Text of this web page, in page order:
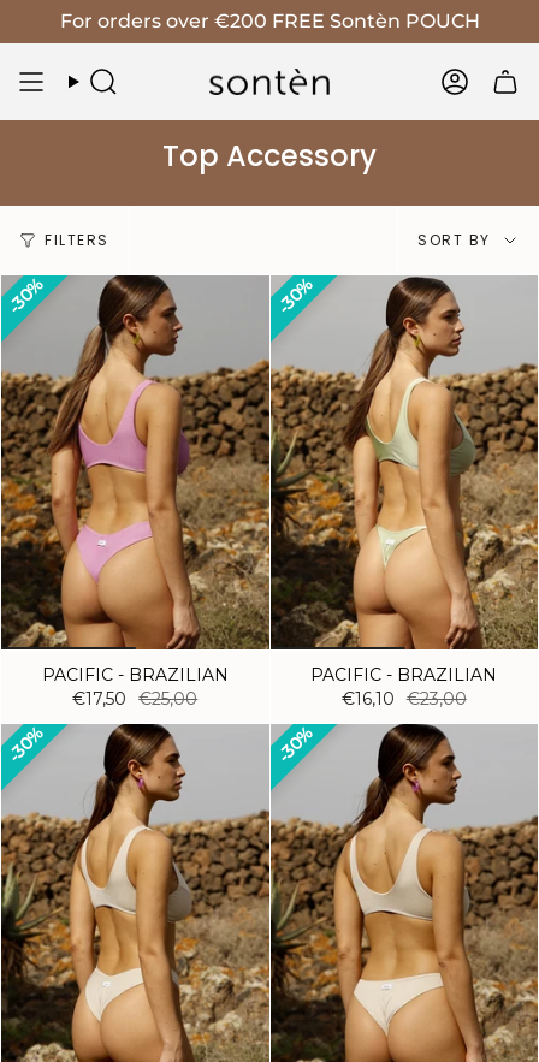
For orders over €200 FREE Sontèn POUCH
Search
Top Accessory
FILTERS
Sort
by
SORT BY
30%
PACIFIC - BRAZILIAN
€17,50
€25,00
30%
PACIFIC - BRAZILIAN
€16,10 €23,00
30% 30%